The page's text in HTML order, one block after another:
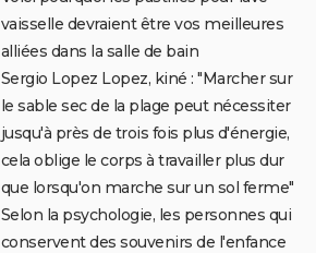
vaisselle devraient être vos meilleures
alliées dans la salle de bain
Sergio Lopez Lopez, kiné : "Marcher sur
le sable sec de la plage peut nécessiter
jusqu'à près de trois fois plus d'énergie,
cela oblige le corps à travailler plus dur
que lorsqu'on marche sur un sol ferme"
Selon la psychologie, les personnes qui
conservent des souvenirs de l'enfance